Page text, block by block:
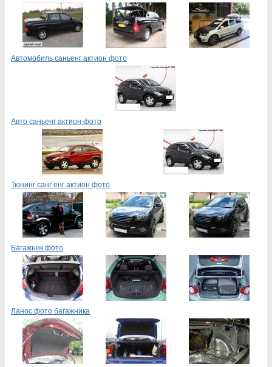
Автомобиль саньенг актион фото
Авто саньенг актион фото
Тюнинг санг енг актион фото
Багажник фото
Ланос фото багажника